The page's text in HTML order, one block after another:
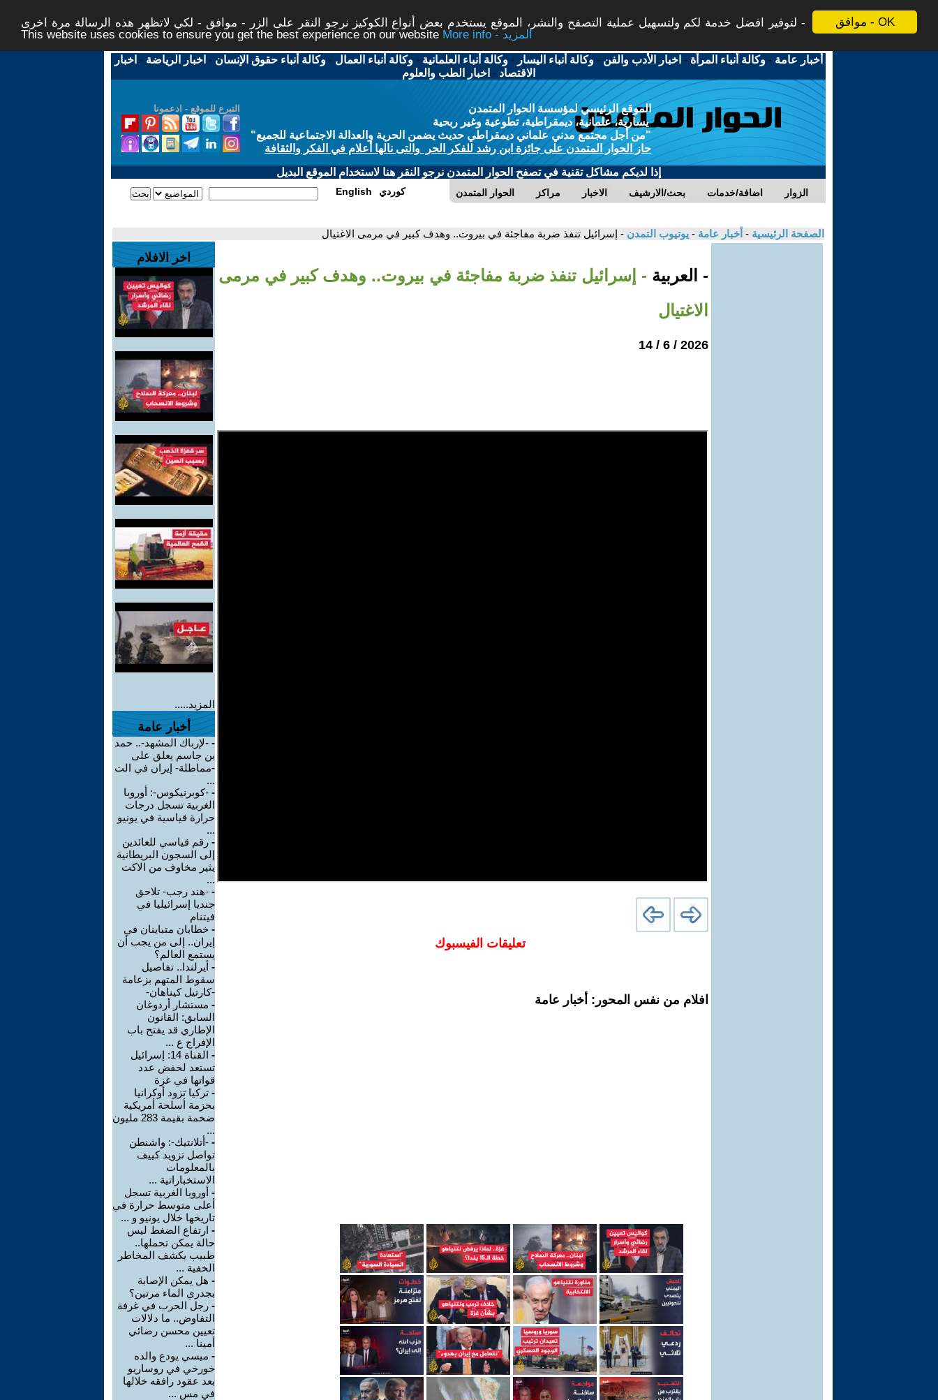
موافق - OK
لتوفير افضل خدمة لكم ولتسهيل عملية التصفح والنشر، الموقع يستخدم بعض أنواع الكوكيز نرجو النقر على الزر - موافق - لكي لاتظهر هذه الرسالة مرة اخرى -
This website uses cookies to ensure you get the best experience on our website
More info - المزيد
أخبار عامة -وكالة أنباء المرأة - اخبار الأدب والفن -وكالة أنباء اليسار -وكالة أنباء العلمانية -وكالة أنباء العمال -وكالة أنباء حقوق الإنسان - اخبار الرياضة - اخبار
الاقتصاد - اخبار الطب والعلوم
التبرع للموقع - ادعمونا
الموقع الرئيسي لمؤسسة الحوار المتمدن
يسارية، علمانية، ديمقراطية، تطوعية وغير ربحية
"من أجل مجتمع مدني علماني ديمقراطي حديث يضمن الحرية والعدالة الاجتماعية للجميع"
حاز الحوار المتمدن على جائزة ابن رشد للفكر الحر والتى نالها أعلام في الفكر والثقافة
إذا لديكم مشاكل تقنية في تصفح الحوار المتمدن نرجو النقر هنا لاستخدام الموقع البديل
الحوار المتمدن مراكز الاخبار بحث/الارشيف اضافة/خدمات الزوار English كوردي
الصفحة الرئيسية - أخبار عامة - يوتيوب التمدن - إسرائيل تنفذ ضربة مفاجئة في بيروت.. وهدف كبير في مرمى الاغتيال
- العربية - إسرائيل تنفذ ضربة مفاجئة في بيروت.. وهدف كبير في مرمى
الاغتيال
2026 / 6 / 14
تعليقات الفيسبوك
افلام من نفس المحور: أخبار عامة
اخر الافلام
المزيد.....
أخبار عامة
- -لإرباك المشهد-.. حمد
بن جاسم يعلق على
-مماطلة- إيران في الت
...
- -كوبرنيكوس-: أوروبا
الغربية تسجل درجات
حرارة قياسية في يونيو
...
- رقم قياسي للعائدين
إلى السجون البريطانية
يثير مخاوف من الاكت
...
- -هند رجب- تلاحق
جنديا إسرائيليا في
فيتنام
- خطابان متباينان في
إيران.. إلى من يجب أن
يستمع العالم؟
- أيرلندا.. تفاصيل
سقوط المتهم بزعامة
-كارتيل كيناهان-
- مستشار أردوغان
السابق: القانون
الإطاري قد يفتح باب
الإفراج ع ...
-
القناة 14: إسرائيل
تستعد لخفض عدد
قواتها في غزة
- تركيا تزود أوكرانيا
بحزمة أسلحة أمريكية
ضخمة بقيمة 283 مليون
...
- -أتلانتيك-: واشنطن
تواصل تزويد كييف
بالمعلومات
الاستخباراتية ...
- أوروبا الغربية تسجل
أعلى متوسط حرارة في
تاريخها خلال يونيو و ...
- ارتفاع الضغط ليس
حالة يمكن تحملها..
طبيب يكشف المخاطر
الخفية ...
- هل يمكن الإصابة
بجدري الماء مرتين؟
- رجل الحرب في غرفة
التفاوض.. ما دلالات
تعيين محسن رضائي
أمينا ...
- ميسي يودع والده
خورخي في روساريو
بعد عقود رافقه خلالها
في مس ...